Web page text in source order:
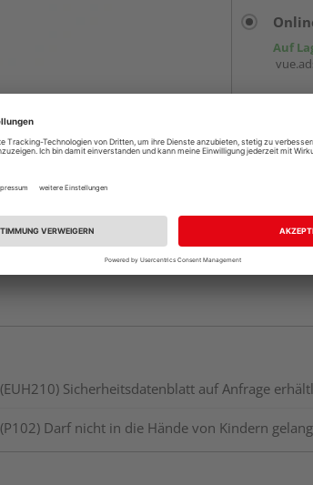
Auf
Auf
(EUH210) Sicherheitsdatenblatt auf Anfrage
(P102) Darf nicht in die Hände von Kindern